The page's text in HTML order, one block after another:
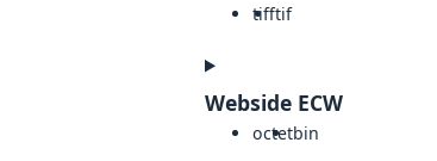
tifftif
Webside ECW
octetbin